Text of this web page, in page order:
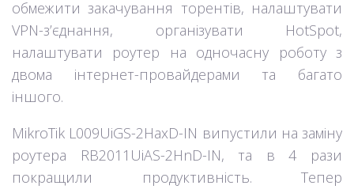
обмежити закачування торентів, налаштувати
VPN-з’єднання, організувати HotSpot,
налаштувати роутер на одночасну роботу з
двома інтернет-провайдерами та багато
іншого.
MikroTik L009UiGS-2HaxD-IN випустили на заміну
роутера RB2011UiAS-2HnD-IN, та в 4 рази
покращили продуктивність. Тепер